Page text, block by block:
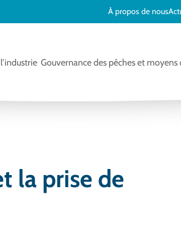
Gouvernance des pêches et moyens
À propos de nous
la prise de